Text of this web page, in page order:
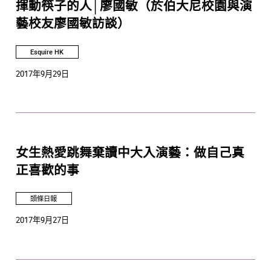
揮動筷子的人│廖國敏（於伯大尼校園與演
藝校友廖國敏訪談）
Esquire HK
2017年9月29日
女生熱愛跳舞棄讀中大入演藝：做自己真
正喜歡的事
頭條日報
2017年9月27日